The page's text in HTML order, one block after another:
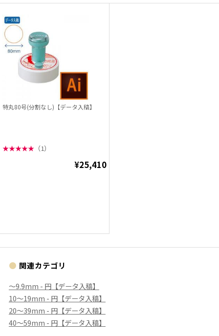
特丸80号(分割なし)【データ入稿】
★★★★★ （1）
¥25,410
関連カテゴリ
〜9.9mm - 円【データ入稿】
10〜19mm - 円【データ入稿】
20〜39mm - 円【データ入稿】
40〜59mm - 円【データ入稿】